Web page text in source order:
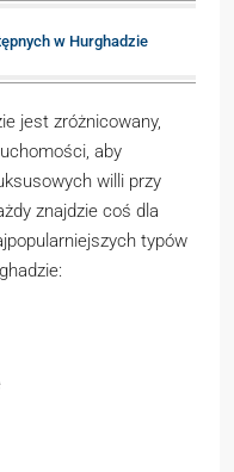
w Hurghadzie
jest zróżnicowany,
aby
willi przy
znajdzie coś dla
typów